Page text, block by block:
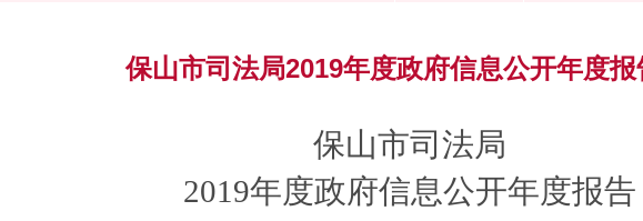
保山市司法局2019年度政府信息公开年度报
保山市司法局
201 9年度政府信息公开年度报告